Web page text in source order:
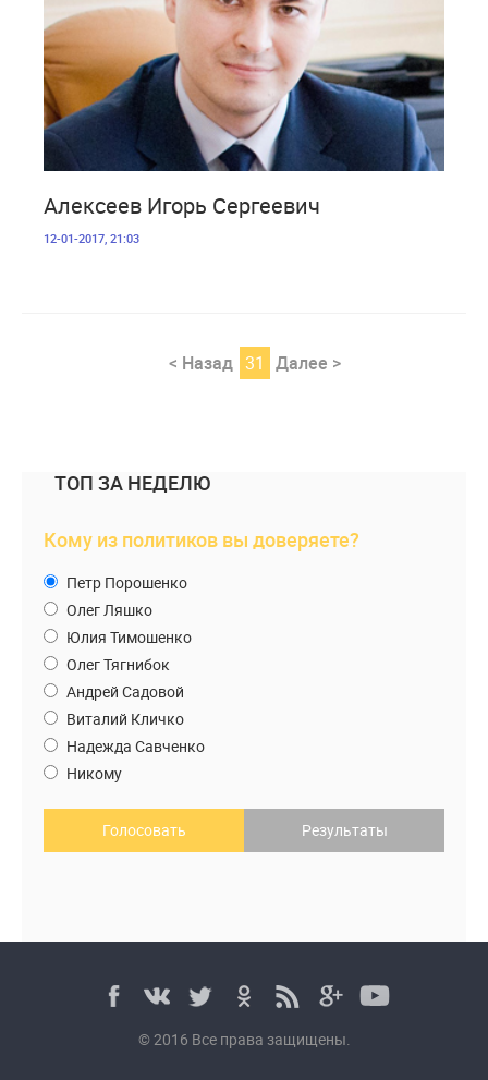
Алексеев Игорь Сергеевич
12-01-2017, 21:03
< Назад 31 Далее >
ТОП ЗА НЕДЕЛЮ
Кому из политиков вы доверяете?
Петр Порошенко
Олег Ляшко
Юлия Тимошенко
Олег Тягнибок
Андрей Садовой
Виталий Кличко
Надежда Савченко
Никому
Голосовать Результаты
© 2016 Все права защищены.